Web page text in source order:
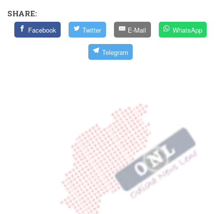
SHARE:
Facebook Twitter E-Mail WhatsApp
Telegram